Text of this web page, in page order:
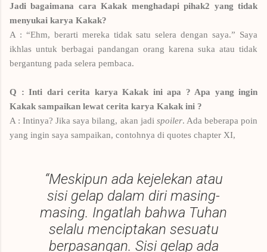
Jadi bagaimana cara Kakak menghadapi pihak2 yang tidak
menyukai karya Kakak?
A : “Ehm, berarti mereka tidak satu selera dengan saya.” Saya
ikhlas untuk berbagai pandangan orang karena suka atau tidak
bergantung pada selera pembaca.
Q : Inti dari cerita karya Kakak ini apa ? Apa yang ingin
Kakak sampaikan lewat cerita karya Kakak ini ?
A : Intinya? Jika saya bilang, akan jadi spoiler. Ada beberapa poin
yang ingin saya sampaikan, contohnya di quotes chapter XI,
“Meskipun ada kejelekan atau
sisi gelap dalam diri masing-
masing. Ingatlah bahwa Tuhan
selalu menciptakan sesuatu
berpasangan. Sisi gelap ada